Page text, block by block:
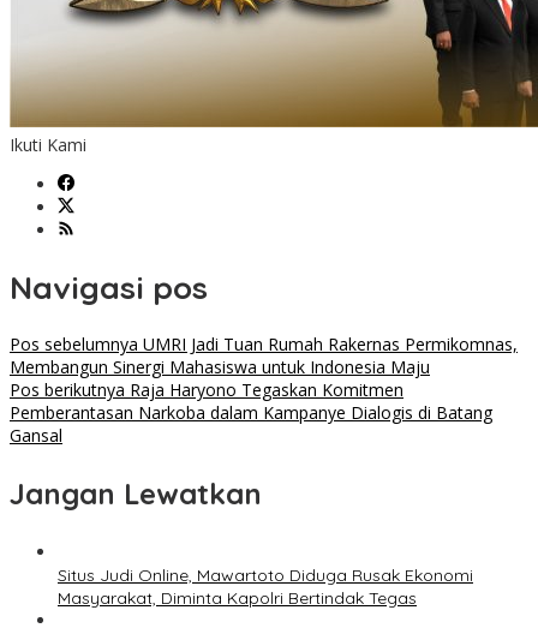
Ikuti Kami
Navigasi pos
Pos sebelumnya UMRI Jadi Tuan Rumah Rakernas Permikomnas,
Membangun Sinergi Mahasiswa untuk Indonesia Maju
Pos berikutnya Raja Haryono Tegaskan Komitmen
Pemberantasan Narkoba dalam Kampanye Dialogis di Batang
Gansal
Jangan Lewatkan
Situs Judi Online, Mawartoto Diduga Rusak Ekonomi
Masyarakat, Diminta Kapolri Bertindak Tegas